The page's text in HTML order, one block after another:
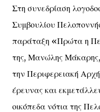
Στη συνεδρίαση
Συμβουλίου
παράταξη «Πρώτα η
της, Μανώλης
την Περιφερειακή
έρευνας και
οικόπεδα νότια της